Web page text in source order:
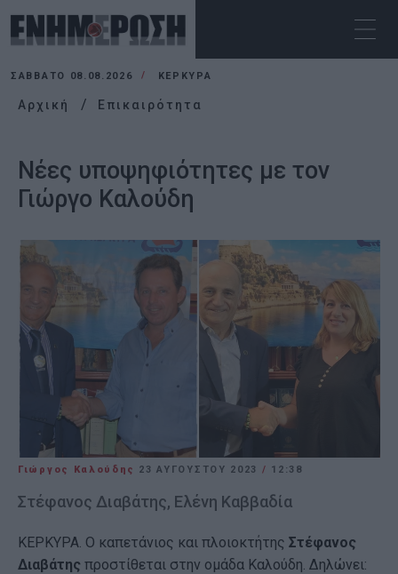
ΣΆΒΒΑΤΟ 08.08.2026 ΚΕΡΚΥΡΑ
Αρχική Επικαιρότητα
Νέες υποψηφιότητες με τον
Γιώργο Καλούδη
Γιώργος Καλούδης 23 ΑΥΓΟΎΣΤΟΥ 2023 / 12:38
Στέφανος Διαβάτης, Ελένη Καββαδία
ΚΕΡΚΥΡΑ. O καπετάνιος και πλοιοκτήτης Στέφανος
Διαβάτης προστίθεται στην ομάδα Καλούδη. Δηλώνει: